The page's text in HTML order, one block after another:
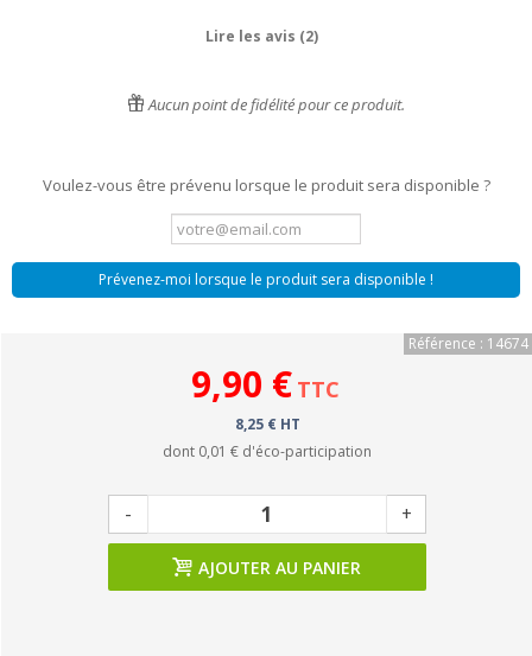
Lire les avis (2)
Aucun point de fidélité pour ce produit.
Voulez-vous être prévenu lorsque le produit sera disponible ?
Prévenez-moi lorsque le produit sera disponible !
Référence : 14674
9,90 € TTC
8,25 € HT
dont 0,01 € d'éco-participation
- +
AJOUTER AU PANIER